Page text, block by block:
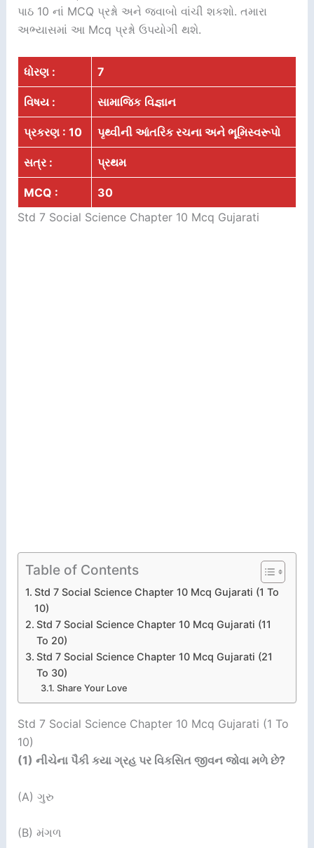
પાઠ 10 નાં MCQ પ્રશ્નો અને જવાબો વાંચી શકશો. તમારા
અભ્યાસમાં આ Mcq પ્રશ્નો ઉપયોગી થશે.
ધોરણ : 7
વિષય : સામાજિક વિજ્ઞાન
પ્રકરણ : 10 પૃથ્વીની આંતરિક રચના અને ભૂમિસ્વરૂપો
સત્ર : પ્રથમ
MCQ :
30
Std 7 Social Science Chapter 10 Mcq Gujarati
Table of Contents
Std 7 Social Science Chapter 10 Mcq Gujarati (1 To
10)
Std 7 Social Science Chapter 10 Mcq Gujarati (11
To 20)
Std 7 Social Science Chapter 10 Mcq Gujarati (21
To 30)
Share Your Love
Std 7 Social Science Chapter 10 Mcq Gujarati (1 To
10)
(1) નીચેના પૈકી કયા ગ્રહ પર વિકસિત જીવન જોવા મળે છે?
(A) ગુરુ
(B) મંગળ